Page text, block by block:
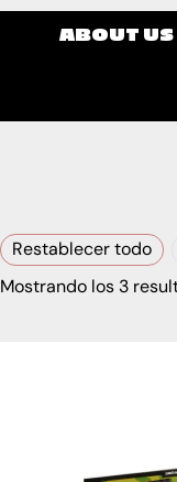
ABOUT US
Restablecer todo
Mostrando los 3